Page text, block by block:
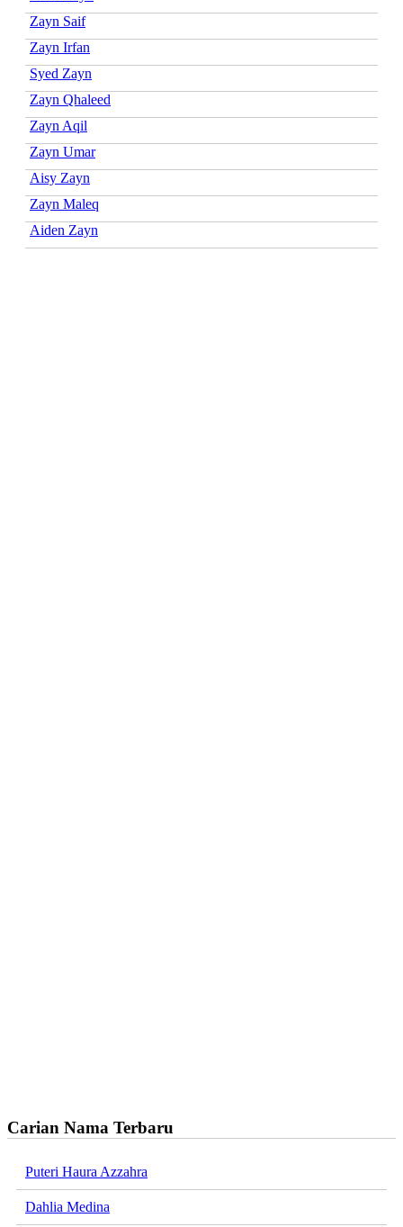
Zayn Saif
Zayn Irfan
Syed Zayn
Zayn Qhaleed
Zayn Aqil
Zayn Umar
Aisy Zayn
Zayn Maleq
Aiden Zayn
Carian Nama Terbaru
Puteri Haura Azzahra
Dahlia Medina